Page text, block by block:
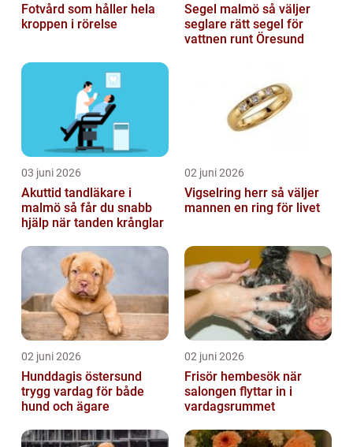
Fotvård som håller hela
kroppen i rörelse
Segel malmö så väljer
seglare rätt segel för
vattnen runt Öresund
03 juni 2026
Akuttid tandläkare i
malmö så får du snabb
hjälp när tanden krånglar
02 juni 2026
Vigselring herr så väljer
mannen en ring för livet
02 juni 2026
Hunddagis östersund
trygg vardag för både
hund och ägare
02 juni 2026
Frisör hembesök när
salongen flyttar in i
vardagsrummet